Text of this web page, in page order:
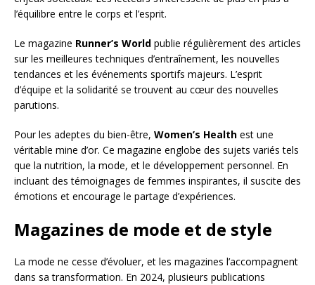
l’équilibre entre le corps et l’esprit.
Le magazine Runner’s World publie régulièrement des articles
sur les meilleures techniques d’entraînement, les nouvelles
tendances et les événements sportifs majeurs. L’esprit
d’équipe et la solidarité se trouvent au cœur des nouvelles
parutions.
Pour les adeptes du bien-être, Women’s Health est une
véritable mine d’or. Ce magazine englobe des sujets variés tels
que la nutrition, la mode, et le développement personnel. En
incluant des témoignages de femmes inspirantes, il suscite des
émotions et encourage le partage d’expériences.
Magazines de mode et de style
La mode ne cesse d’évoluer, et les magazines l’accompagnent
dans sa transformation. En 2024, plusieurs publications